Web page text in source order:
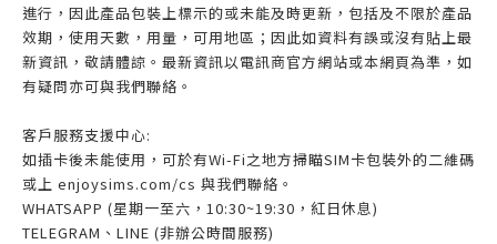
進行，因此產品包裝上標示的或未能及時更新，包括及不限於產品
效期，使用天數，用量，可用地區；因此如資料有誤或沒有貼上最
新資訊，敬請體諒。最新資訊以電訊商官方網站或本網頁為準，如
有疑問亦可與我們聯絡。
客戶服務支援中心:
如插卡後未能使用，可於有Wi-Fi之地方掃瞄SIM卡包裝外的二維碼
或上 enjoysims.com/cs 與我們聯絡。
WHATSAPP (星期一至六，10:30~19:30，紅日休息)
TELEGRAM、LINE (非辦公時間服務)